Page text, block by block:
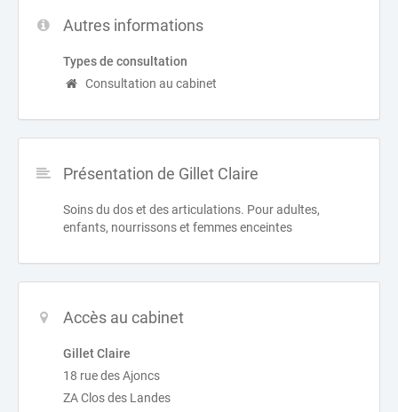
Autres informations
Types de consultation
Consultation au cabinet
Présentation de Gillet Claire
Soins du dos et des articulations. Pour adultes,
enfants, nourrissons et femmes enceintes
Accès au cabinet
Gillet Claire
18 rue des Ajoncs
ZA Clos des Landes